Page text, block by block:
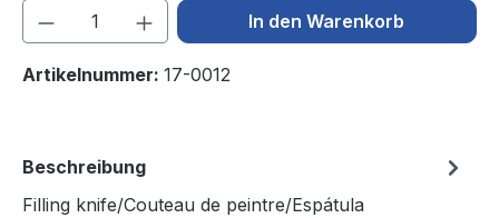
Produkt Anzahl: Gib denIn den Warenkorb
Artikelnummer: 17-0012
Beschreibung
Filling knife/Couteau de peintre/Espátula